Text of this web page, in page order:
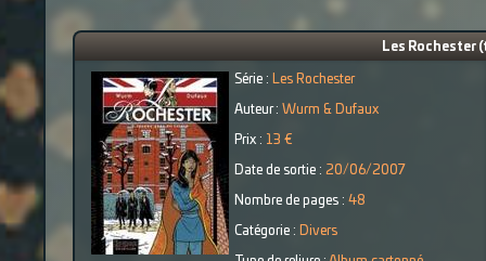
Les Rochester
Série : Les Rochester
Auteur : Wurm & Dufaux
Prix : 13 €
Date de sortie : 20/06/2007
Nombre de pages : 48
Catégorie : Divers